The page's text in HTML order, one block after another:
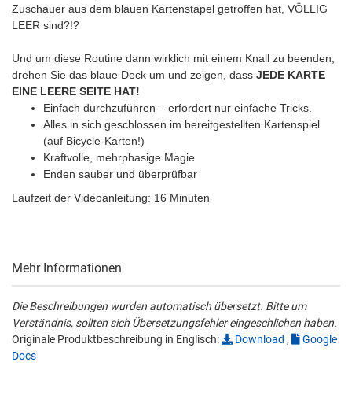
Zuschauer aus dem blauen Kartenstapel getroffen hat, VÖLLIG
LEER sind?!?
Und um diese Routine dann wirklich mit einem Knall zu beenden,
drehen Sie das blaue Deck um und zeigen, dass JEDE KARTE
EINE LEERE SEITE HAT!
Einfach durchzuführen – erfordert nur einfache Tricks.
Alles in sich geschlossen im bereitgestellten Kartenspiel
(auf Bicycle-Karten!)
Kraftvolle, mehrphasige Magie
Enden sauber und überprüfbar
Laufzeit der Videoanleitung: 16 Minuten
Mehr Informationen
Die Beschreibungen wurden automatisch übersetzt. Bitte um
Verständnis, sollten sich Übersetzungsfehler eingeschlichen haben.
Originale Produktbeschreibung in Englisch:
Download ,
Google
Docs